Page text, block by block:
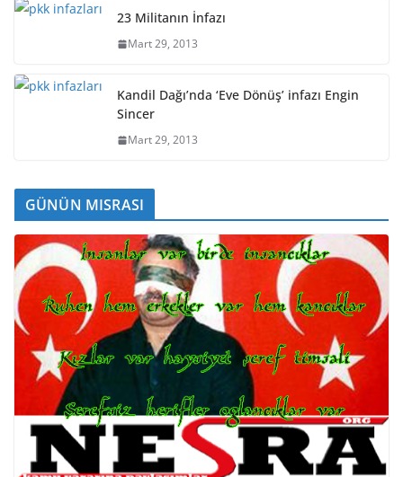
23 Militanın İnfazı
Mart 29, 2013
Kandil Dağı’nda ‘Eve Dönüş’ infazı Engin
Sincer
Mart 29, 2013
GÜNÜN MISRASI